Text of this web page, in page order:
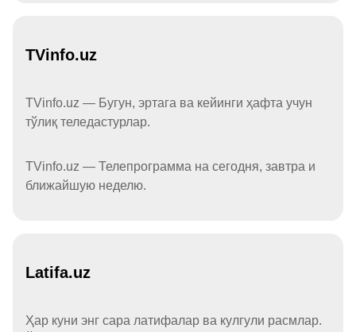
TVinfo.uz
TVinfo.uz — Бугун, эртага ва кейинги ҳафта учун
тўлиқ теледастурлар.
TVinfo.uz — Телепрограмма на сегодня, завтра и
ближайшую неделю.
Latifa.uz
Ҳар куни энг сара латифалар ва кулгули расмлар.